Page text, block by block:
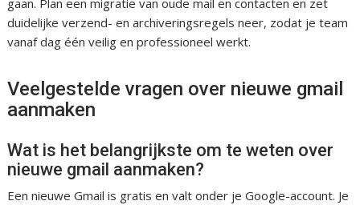
gaan. Plan een migratie van oude mail en contacten en zet
duidelijke verzend- en archiveringsregels neer, zodat je team
vanaf dag één veilig en professioneel werkt.
Veelgestelde vragen over nieuwe gmail
aanmaken
Wat is het belangrijkste om te weten over
nieuwe gmail aanmaken?
Een nieuwe Gmail is gratis en valt onder je Google-account. Je